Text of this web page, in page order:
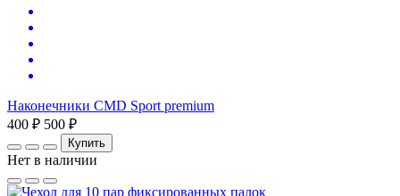
Наконечники CMD Sport premium
400 ₽ 500 ₽
Купить
Нет в наличии